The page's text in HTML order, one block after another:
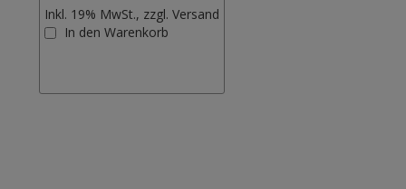
Inkl. 19% MwSt., zzgl. Versand
In den Warenkorb